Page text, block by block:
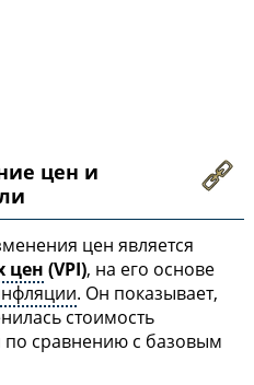
цен и
цен является
цен (VPI), на его основе
. Он показывает,
стоимость
по сравнению с базовым